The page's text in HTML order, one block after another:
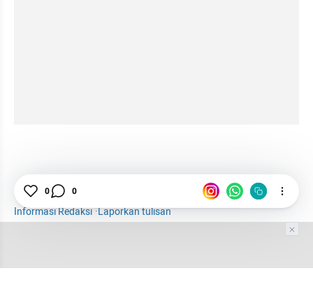
1001 media online Curriculum Vitae
Tips
Informasi Redaksi·Laporkan tulisan
0 0